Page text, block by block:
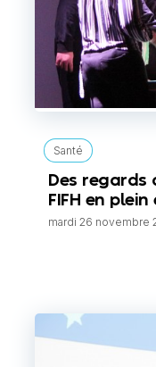
Santé
Des regards
FIFH en plein
mardi 26 novembre